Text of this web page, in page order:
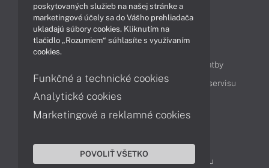
Technológie
Videá
Obsah
Možnosti doručenia a platby
Podpora a servis
Servisné služby Cenník servisu
Kontakty
043 4224 771
Obchodné oddelenie
Reklamácia tovaru
poskytovaných služieb na našej stránke a
marketingové účely sa do Vášho prehliadača
ukladajú súbory cookies. Kliknutím na
tlačidlo „Rozumiem“ súhlasíte s využívaním
cookies.
Funkčné a technické cookies
Analytické cookies
Marketingové a reklamné cookies
POVOLIŤ VŠETKO